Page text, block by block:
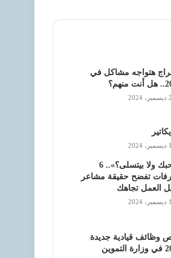
أبراج هتواجه مشاكل في
«بيحبك ولا بيتسلى؟».. 6
تفضح حقيقة مشاعر
العمل تجاهك
وظائف قيادية جديدة